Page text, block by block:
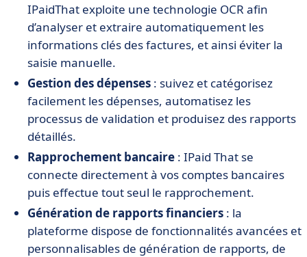
IPaidThat exploite une technologie OCR afin
d’analyser et extraire automatiquement les
informations clés des factures, et ainsi éviter la
saisie manuelle.
Gestion des dépenses : suivez et catégorisez
facilement les dépenses, automatisez les
processus de validation et produisez des rapports
détaillés.
Rapprochement bancaire : IPaid That se
connecte directement à vos comptes bancaires
puis effectue tout seul le rapprochement.
Génération de rapports financiers : la
plateforme dispose de fonctionnalités avancées et
personnalisables de génération de rapports, de